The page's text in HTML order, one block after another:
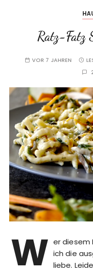
Ratz-Fatz
VOR 7 JAHREN
W er diesem
ich die
liebe.